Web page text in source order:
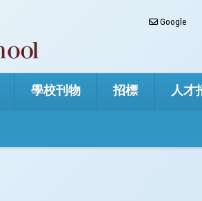
Google
學校刊物 招標 人才